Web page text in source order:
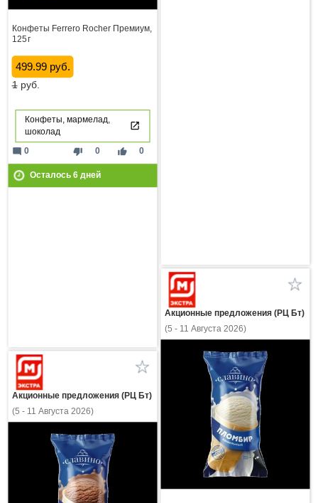
Конфеты Ferrero Rocher Премиум,
125 г
499.99 руб.
1руб.
Конфеты, мармелад,
шоколад
thumb_down 0 thumb_up 0
mode_comment 0
Осталось 6дней
Акционные предложения (РЦ Бт)
(5 - 11 Августа 2026)
Акционные предложения (РЦ Бт)
(5 - 11 Августа 2026)